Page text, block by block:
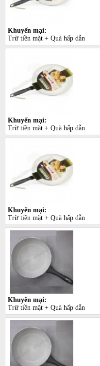
Khuyến mại:
Trừ tiền mặt + Quà hấp dẫn
Khuyến mại:
Trừ tiền mặt + Quà hấp dẫn
Khuyến mại:
Trừ tiền mặt + Quà hấp dẫn
Khuyến mại:
Trừ tiền mặt + Quà hấp dẫn